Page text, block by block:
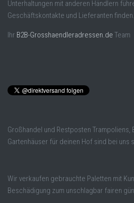
Unterhaltungen mit anderen Händlern
Geschäftskontakte und Lieferanten finden.
Ihr B2B-Grosshaendleradressen.de Team
Großhandel und Restposten Trampoliens,
Gartenhäuser für deinen Hof sind bei uns
Wir verkaufen gebrauchte Paletten mit
Beschädigung zum unschlagbar fairen